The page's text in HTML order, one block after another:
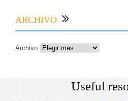
ARCHIVO
Archivo
Useful